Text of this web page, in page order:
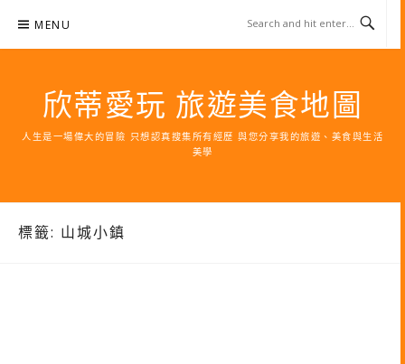
content
MENU
欣蒂愛玩 旅遊美食地圖
人生是一場偉大的冒險 只想認真搜集所有經歷 與您分享我的旅遊、美食與生活
美學
標籤: 山城小鎮